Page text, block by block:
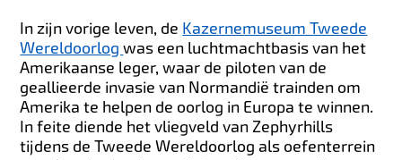
In zijn vorige leven, de Kazernemuseum Tweede
Wereldoorlogwas een luchtmachtbasis van het
Amerikaanse leger, waar de piloten van de
geallieerde invasie van Normandië trainden om
Amerika te helpen de oorlog in Europa te winnen.
In feite diende het vliegveld van Zephyrhills
tijdens de Tweede Wereldoorlog als oefenterrein